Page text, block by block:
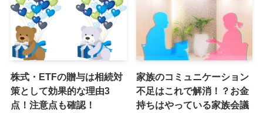
株式・ETFの贈与は相続対
策として効果的な理由3
点！注意点も確認！
家族のコミュニケーション
不足はこれで解消！？お金
持ちはやっている家族会議